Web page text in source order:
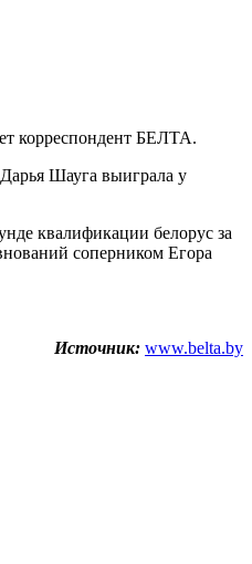
корреспондент БЕЛТА.
Шауга выиграла у
квалификации белорус за
соперником Егора
Источник: www.belta.by